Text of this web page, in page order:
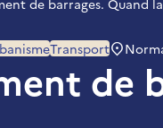
de
Transport